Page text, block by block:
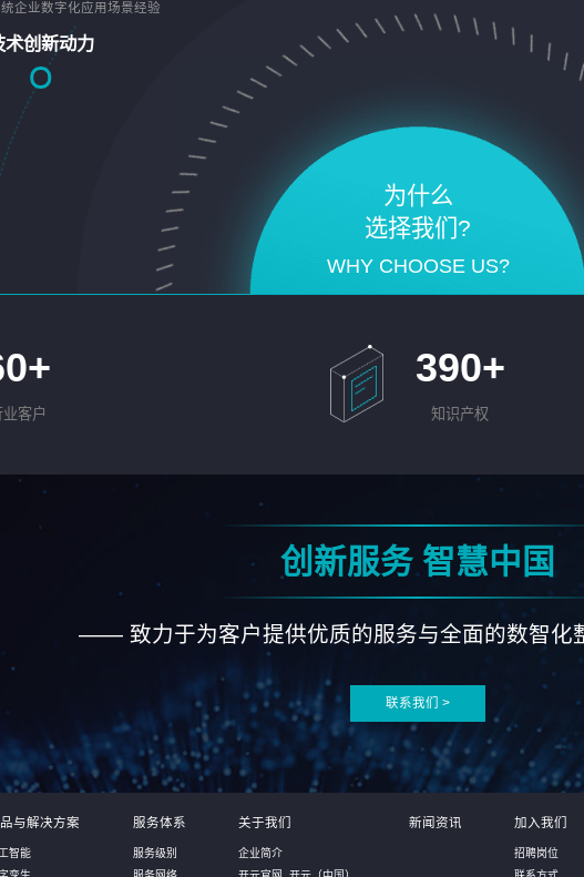
为什么
选择我们?
WHY CHOOSE US?
企业数字化应用场景经验
术创新动力
+
业客户
390+
知识产权
创新服务 智慧中国
—— 致力于为客户提供优质的服务与全面的数智
联系我们 >
与解决方案
智能
服务体系
服务级别
关于我们
企业简介
新闻资讯 加入我们
招聘岗位